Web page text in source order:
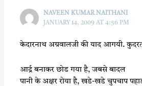
NAVEEN KUMAR NAITHANI
JANUARY 14, 2009 AT 4:56 PM
केदारनाथ अग्रवालजी की याद आगयी.
आर्द्र बनाकर छोड गया है, जबसे बादल
पानी के अक्षर रोया है, खडे-खडे चुपचाप